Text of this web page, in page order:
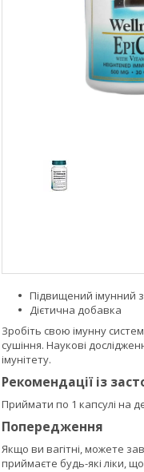
Підвищений імунний
Дієтична добавка
Зробіть свою імунну
сушіння. Наукові
імунітету.
Рекомендації із
Приймати по 1 капсулі на
Попередження
Якщо ви вагітні, можете
приймаєте будь-які ліки,